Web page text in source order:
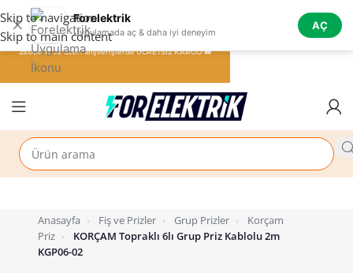
✕ Forelektrik
Uygulamada aç & daha iyi deneyim
AÇ
Skip to navigation
Skip to main content
Anasayfa › Fiş ve Prizler › Grup Prizler ›
Korçam
Priz ›
KORÇAM Topraklı 6lı Grup Priz Kablolu 2m
KGP06-02
25.000 TL ve üzeri alışverişlerde ÜCRETSİZ KARGO 🚚